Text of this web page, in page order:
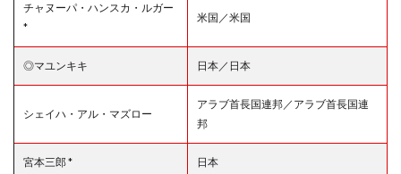
チャヌーパ・ハンスカ・ルガー
*
米国／米国
◎マユンキキ 日本／日本
シェイハ・アル・マズロー
アラブ首長国連邦／アラブ首長国連
邦
宮本三郎 * 日本